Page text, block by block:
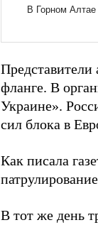
фланге. В
Украине».
сил блока в
Как писала
В тот же день